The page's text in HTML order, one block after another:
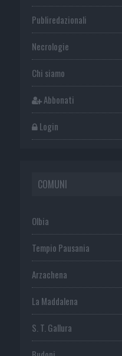
Publiredazionali
Necrologie
Chi siamo
Abbonati
Login
COMUNI
Olbia
Tempio Pausania
Arzachena
La Maddalena
S. T. Gallura